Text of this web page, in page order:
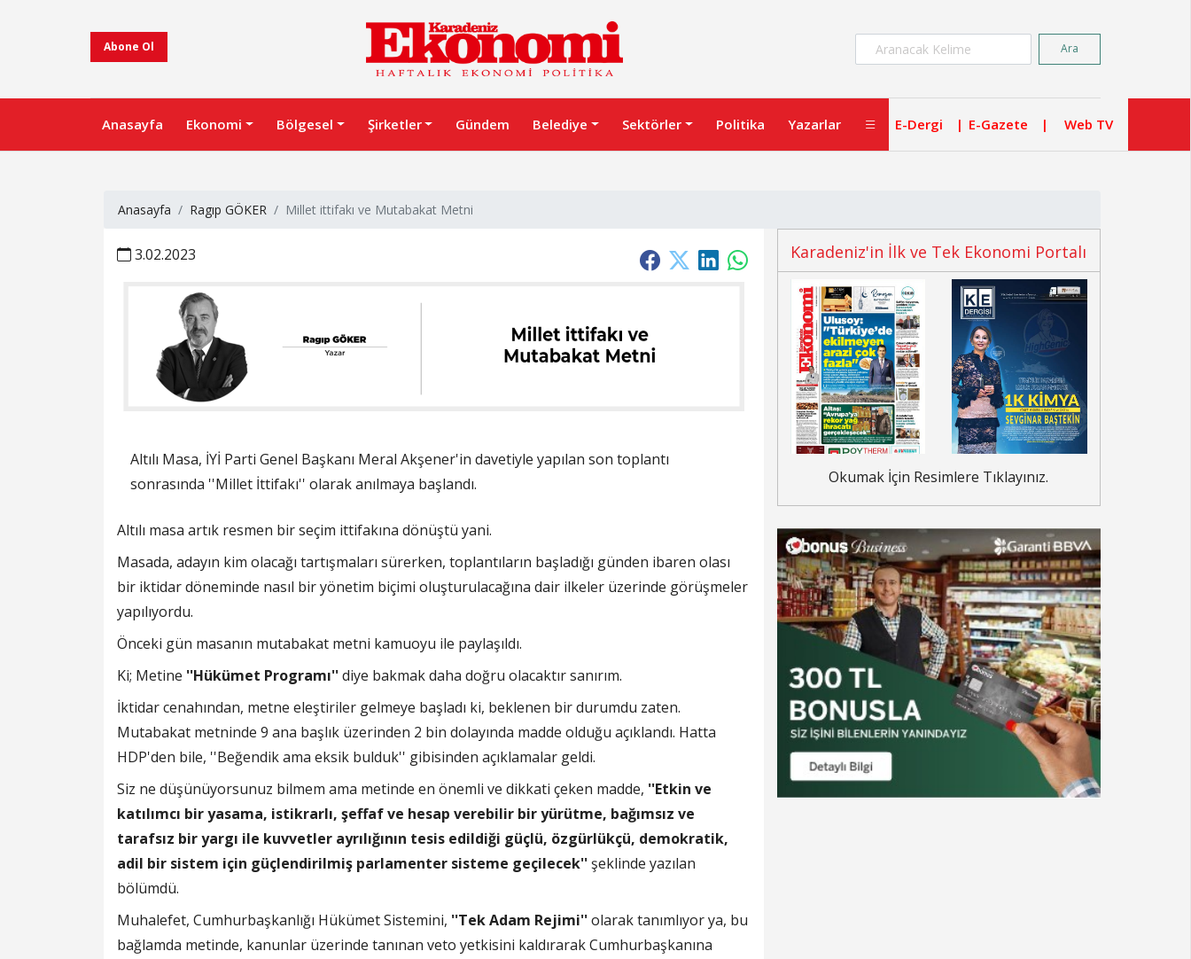
Abone Ol Ara
Anasayfa Ekonomi Bölgesel Şirketler Gündem Belediye Sektörler Politika Yazarlar E-Dergi E-Gazete Web TV
Anasayfa Ragıp GÖKER Millet ittifakı ve Mutabakat Metni
3.02.2023
Altılı Masa, İYİ Parti Genel Başkanı Meral Akşener'in davetiyle yapılan son toplantı
sonrasında ''Millet İttifakı'' olarak anılmaya başlandı.
Altılı masa artık resmen bir seçim ittifakına dönüştü yani.
Masada, adayın kim olacağı tartışmaları sürerken, toplantıların başladığı günden ibaren olası
bir iktidar döneminde nasıl bir yönetim biçimi oluşturulacağına dair ilkeler üzerinde görüşmeler
yapılıyordu.
Önceki gün masanın mutabakat metni kamuoyu ile paylaşıldı.
Ki; Metine ''Hükümet Programı''diye bakmak daha doğru olacaktır sanırım.
İktidar cenahından, metne eleştiriler gelmeye başladı ki, beklenen bir durumdu zaten.
Mutabakat metninde 9 ana başlık üzerinden 2 bin dolayında madde olduğu açıklandı. Hatta
HDP'den bile, ''Beğendik ama eksik bulduk'' gibisinden açıklamalar geldi.
Siz ne düşünüyorsunuz bilmem ama metinde en önemli ve dikkati çeken madde, ''Etkin ve
katılımcı bir yasama, istikrarlı, şeffaf ve hesap verebilir bir yürütme, bağımsız ve
tarafsız bir yargı ile kuvvetler ayrılığının tesis edildiği güçlü, özgürlükçü, demokratik,
adil bir sistem için güçlendirilmiş parlamenter sisteme geçilecek''şeklinde yazılan
bölümdü.
Muhalefet, Cumhurbaşkanlığı Hükümet Sistemini, ''Tek Adam Rejimi''olarak tanımlıyor ya, bu
bağlamda metinde, kanunlar üzerinde tanınan veto yetkisini kaldırarak Cumhurbaşkanına
Karadeniz'in İlk ve Tek Ekonomi Portalı
Okumak İçin Resimlere Tıklayınız.